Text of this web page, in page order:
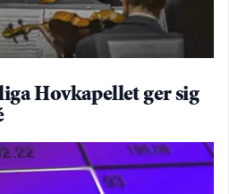
Hovkapellet ger sig